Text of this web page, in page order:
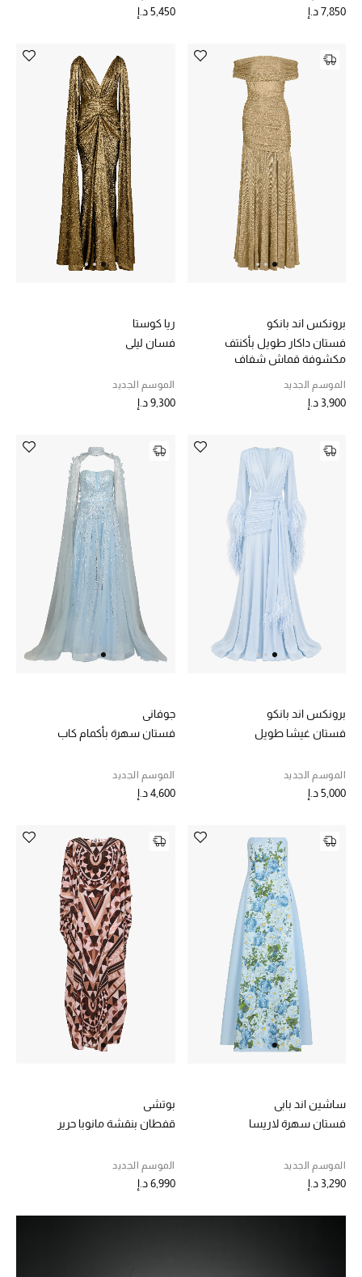
المكياج
العناية بالبشرة
مستحضرات العناية
مستحضرات الاستحمام والعناية بالجسم
العناية بالشعر
الصحة والعافية
مجموعة الجمال
دليل مستلزمات الجمال
أبرز الماركات
عطور الربيع
تسوقوا الآن
عرض جميع المنتجات
ما وصلنا حديثاً
ركن أناقة المنتجعات
حصريًا عبر الإنترنت
دليل مستلزمات الرجال
أبرز المصممين
جميع الملابس الرجالية
الأحذية الرجالية
حقائب رجالية
7,850 د.إ 5,450 د.إ
برونكس اند بانكو
فستان داكار طويل بأكنتف
مكشوفة قماش شفاف
الموسم الجديد
3,900 د.إ
ريا كوستا
فسان ليلى
الموسم الجديد
9,300 د.إ
برونكس اند بانكو
فستان غيشا طويل
الموسم الجديد
5,000 د.إ
جوفاني
فستان سهرة بأكمام كاب
الموسم الجديد
4,600 د.إ
ساشين اند بابي
فستان سهرة لاريسا
الموسم الجديد
3,290 د.إ
بوتشي
قفطان بنقشة مانوبا حرير
الموسم الجديد
6,990 د.إ